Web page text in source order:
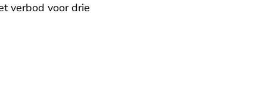
verbod voor drie